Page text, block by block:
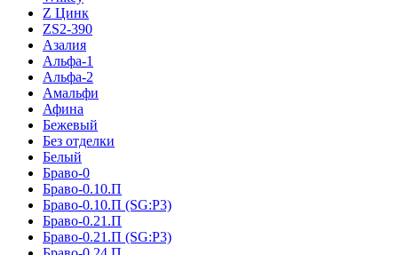
Z Цинк
ZS2-390
Азалия
Альфа-1
Альфа-2
Амальфи
Афина
Бежевый
Без отделки
Белый
Браво-0
Браво-0.10.П
Браво-0.10.П (SG:P3)
Браво-0.21.П
Браво-0.21.П (SG:P3)